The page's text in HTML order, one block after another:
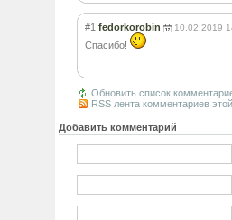
#1 fedorkorobin 10.02.2019
Спасибо!
Обновить список
RSS лента комментариев
Добавить комментарий